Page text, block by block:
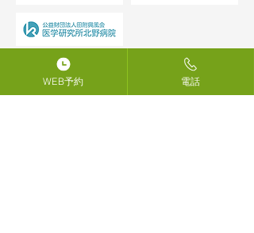
WEB予約 電話